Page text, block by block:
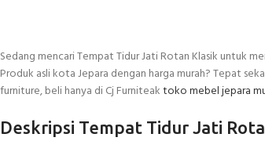
Sedang mencari Tempat Tidur Jati Rotan Klasik untuk
Produk asli kota Jepara dengan harga murah? Tepat
furniture, beli hanya di Cj Furniteaktoko mebel jepara
Deskripsi Tempat Tidur Jati